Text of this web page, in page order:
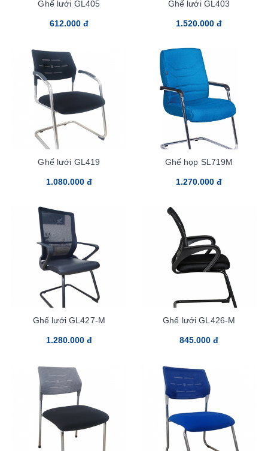
Ghế lưới GL405
612.000 đ
Ghế lưới GL403
1.520.000 đ
Ghế lưới GL419
1.080.000 đ
Ghế họp SL719M
1.270.000 đ
Ghế lưới GL427-M
1.280.000 đ
Ghế lưới GL426-M
845.000 đ